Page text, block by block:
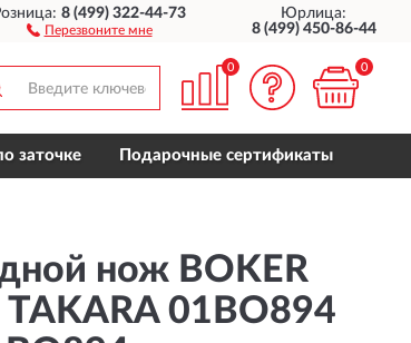
ДОСТАВИМ ПО ВСЕЙ РОССИИ
8 (499) 322-44-73
Перезвоните мне
Юрлица:
8 (499) 450-86-44
0 0
заточке Подарочные сертификаты
нож BOKER
TAKARA 01BO894